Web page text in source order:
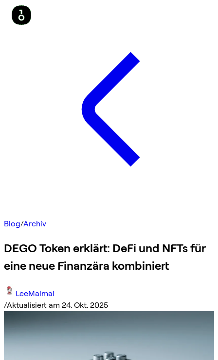
Blog/Archiv
DEGO Token erklärt: DeFi und NFTs für
eine neue Finanzära kombiniert
LeeMaimai
/Aktualisiert am 24. Okt. 2025